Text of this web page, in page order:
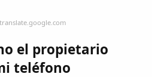
el propietario
teléfono